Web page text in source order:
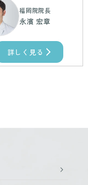
福岡院院長
永濱 宏章
詳しく見る